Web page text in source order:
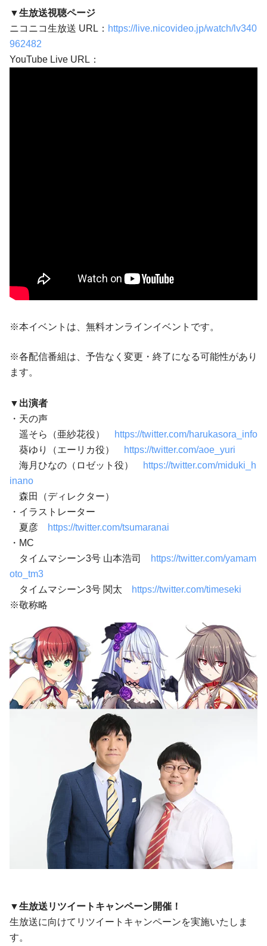
▼生放送視聴ページ
ニコニコ生放送 URL： https://live.nicovideo.jp/watch/lv340
962482
YouTube Live URL：
※本イベントは、無料オンラインイベントです。
※各配信番組は、予告なく変更・終了になる可能性があり
ます。
▼ 出演者
・天の声
遥そら（亜紗花役）
https://twitter.com/harukasora_info
葵ゆり（エーリカ役）
https://twitter.com/aoe_yuri
海月ひなの（ロゼット役）
https://twitter.com/miduki_h
inano
森田（ディレクター）
・イラストレーター
夏彦
https://twitter.com/tsumaranai
・MC
タイムマシーン3号 山本浩司
https://twitter.com/yamam
oto_tm3
タイムマシーン3号 関太
https://twitter.com/timeseki
※敬称略
▼生放送リツイートキャンペーン開催！
生放送に向けてリツイートキャンペーンを実施いたしま
す。